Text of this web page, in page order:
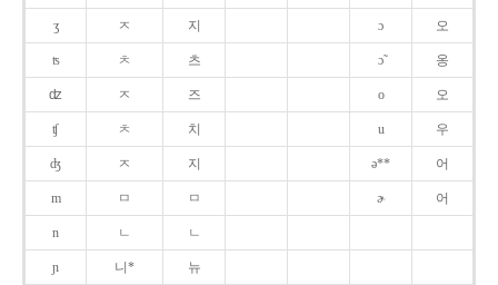
ʒ ㅈ 지 ɔ 오
ʦ ㅊ 츠 ɔ̃ 옹
ʣ ㅈ 즈 o 오
ʧ ㅊ 치 u 우
ʤ ㅈ 지 ə** 어
m ㅁ ㅁ ɚ 어
n ㄴ ㄴ
ɲ 니* 뉴